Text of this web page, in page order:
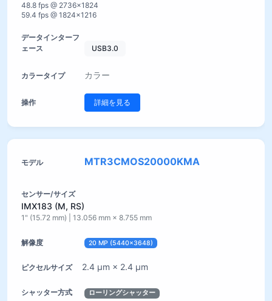
48.8 fps @ 2736×1824
59.4 fps @ 1824×1216
USB3.0
カラー
詳細を見る
MTR3CMOS20000KMA
IMX183 (M, RS)
1" (15.72 mm) | 13.056 mm × 8.755 mm
20 MP (5440×3648)
2.4 µm × 2.4 µm
ローリングシャッター